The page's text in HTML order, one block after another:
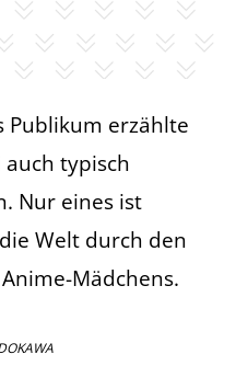
Publikum erzählte
auch typisch
Nur eines ist
Welt durch den
Mädchens.